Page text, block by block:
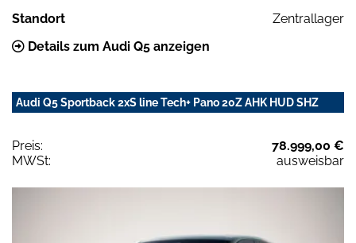
Standort
Zentrallager
Details zum Audi Q5 anzeigen
Audi Q5 Sportback 2xS line Tech+ Pano 20Z AHK HUD SHZ
Preis:
78.999,00 €
MWSt:
ausweisbar